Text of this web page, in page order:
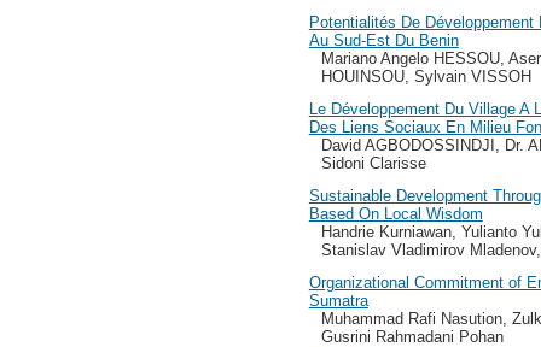
Potentialités De
Au Sud-Est Du Benin
Mariano Angelo HESSOU,
HOUINSOU, Sylvain VISSOH
Le Développement Du Village A
Des Liens Sociaux En Milieu
David AGBODOSSINDJI, Dr.
Sidoni Clarisse
Sustainable Development
Based On Local Wisdom
Handrie Kurniawan, Yulianto
Stanislav Vladimirov
Organizational Commitment of
Sumatra
Muhammad Rafi Nasution,
Gusrini Rahmadani Pohan